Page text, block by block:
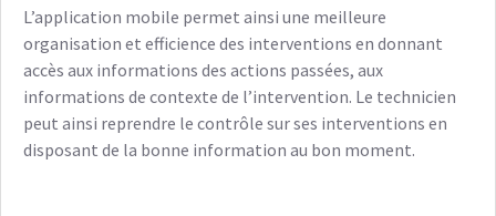
L’application mobile permet ainsi une meilleure
organisation et efficience des interventions en donnant
accès aux informations des actions passées, aux
informations de contexte de l’intervention. Le technicien
peut ainsi reprendre le contrôle sur ses interventions en
disposant de la bonne information au bon moment.